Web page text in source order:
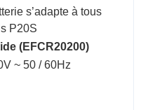
s’adapte à tous
P20S
(EFCR20200)
~ 50 / 60Hz